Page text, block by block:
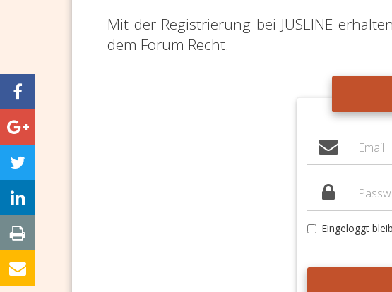
Mit der Registrierung bei JUSLINE
dem Forum Recht.
Eingeloggt